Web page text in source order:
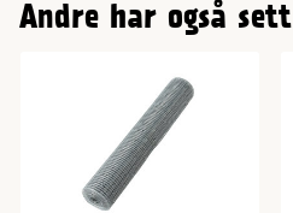
Andre har også sett